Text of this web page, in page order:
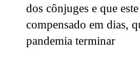
dos cônjuges e que
compensado em dias,
pandemia terminar